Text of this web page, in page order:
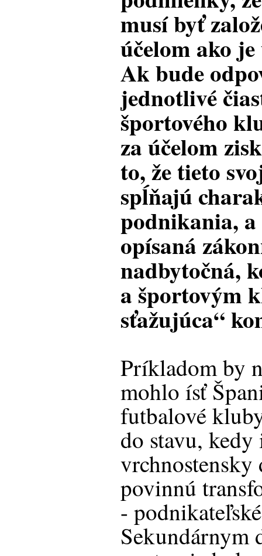
musí byť
účelom ako
Ak bude
jednotlivé
športového
za účelom
to, že tieto
spĺňajú
podnikania,
opísaná
nadbytočná,
a športovým
sťažujúca“
Príkladom by
mohlo ísť
futbalové
do stavu, kedy
povinnú
-
Sekundárnym